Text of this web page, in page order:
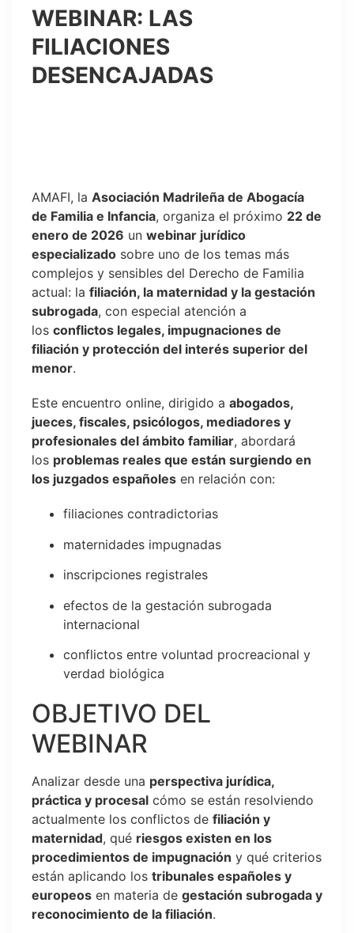
WEBINAR: LAS
FILIACIONES
DESENCAJADAS
AMAFI, la Asociación Madrileña de Abogacía
de Familia e Infancia, organiza el próximo 22 de
enero de 2026 un webinar jurídico
especializado sobre uno de los temas más
complejos y sensibles del Derecho de Familia
actual: la filiación, la maternidad y la gestación
subrogada, con especial atención a
los conflictos legales, impugnaciones de
filiación y protección del interés superior del
menor.
Este encuentro online, dirigido a abogados,
jueces, fiscales, psicólogos, mediadores y
profesionales del ámbito familiar, abordará
los problemas reales que están surgiendo en
los juzgados españoles en relación con:
filiaciones contradictorias
maternidades impugnadas
inscripciones registrales
efectos de la gestación subrogada
internacional
conflictos entre voluntad procreacional y
verdad biológica
OBJETIVO DEL
WEBINAR
Analizar desde una perspectiva jurídica,
práctica y procesal cómo se están resolviendo
actualmente los conflictos de filiación y
maternidad, qué riesgos existen en los
procedimientos de impugnación y qué criterios
están aplicando los tribunales españoles y
europeos en materia de gestación subrogada y
reconocimiento de la filiación.